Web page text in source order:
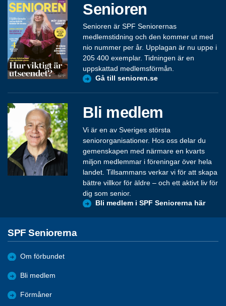
Senioren
Senioren är SPF Seniorernas
medlemstidning och den kommer ut med
nio nummer per år. Upplagan är nu uppe i
205 400 exemplar. Tidningen är en
uppskattad medlemsförmån.
Gå till senioren.se
Bli medlem
Vi är en av Sveriges största
seniororganisationer. Hos oss delar du
gemenskapen med närmare en kvarts
miljon medlemmar i föreningar över hela
landet. Tillsammans verkar vi för att skapa
bättre villkor för äldre – och ett aktivt liv för
dig som senior.
Bli medlem i SPF Seniorerna här
SPF Seniorerna
Om förbundet
Bli medlem
Förmåner